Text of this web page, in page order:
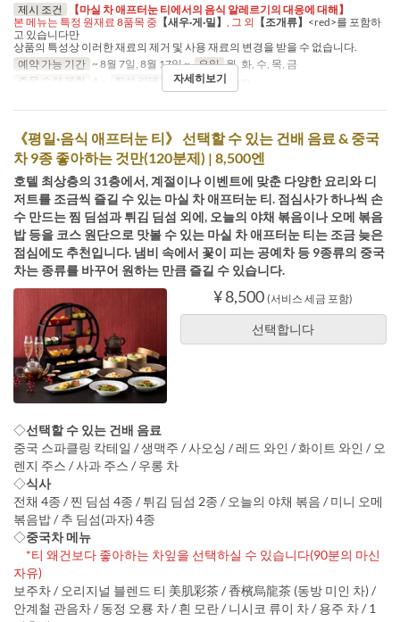
제시 조건
【마실 차 애프터눈 티에서의 음식 알레르기의 대응에 대해】
본 메뉴는 특정 원재료 8품목 중 【새우·게·밀】 , 그 외 【조개류】 <red>를 포함하
고 있습니다만
상품의 특성상 이러한 재료의 제거 및 사용 재료의 변경을 받을 수 없습니다.
예약 가능 기간 ~ 8월 7일, 8월 17일 ~ 요일 월, 화, 수, 목, 금
주문 수량 제한
4 ~ 좌석 카테고리 Private Room
자세히보기
《평일·음식 애프터눈 티》 선택할 수 있는 건배 음료 & 중국
차 9종 좋아하는 것만(120분제) | 8,500엔
호텔 최상층의 31층에서, 계절이나 이벤트에 맞춘 다양한 요리와 디
저트를 조금씩 즐길 수 있는 마실 차 애프터눈 티. 점심사가 하나씩 손
수 만드는 찜 딤섬과 튀김 딤섬 외에, 오늘의 야채 볶음이나 오메 볶음
밥 등을 코스 원단으로 맛볼 수 있는 마실 차 애프터눈 티는 조금 늦은
점심에도 추천입니다. 냄비 속에서 꽃이 피는 공예차 등 9종류의 중국
차는 종류를 바꾸어 원하는 만큼 즐길 수 있습니다.
¥ 8,500 (서비스 세금 포함)
선택합니다
◇선택할 수 있는 건배 음료
중국 스파클링 칵테일 / 생맥주 / 사오싱 / 레드 와인 / 화이트 와인 / 오
렌지 주스 / 사과 주스 / 우롱 차
◇식사
전채 4종 / 찐 딤섬 4종 / 튀김 딤섬 2종 / 오늘의 야채 볶음 / 미니 오메
볶음밥 / 추 딤섬(과자) 4종
◇중국차 메뉴
*티 왜건보다 좋아하는 차잎을 선택하실 수 있습니다(90분의 마신
자유)
보주차 / 오리지널 블렌드 티 美肌彩茶 / 香檳烏龍茶 (동방 미인 차) /
안계철 관음차 / 동정 오룡 차 / 흰 모란 / 니시코 류이 차 / 용주 차 / 1